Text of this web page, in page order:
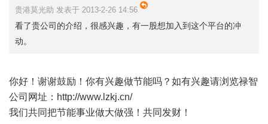
贵港莫光助 发表于 2013-2-26 14:56
看了贵公司的介绍，很感兴趣，有一股想加入到这个平台的冲
动。
你好！谢谢鼓励！你有兴趣做节能吗？如有兴趣请浏览禄智
公司网址： http://www.lzkj.cn/
我们共同把节能事业做大做强！共同发财！